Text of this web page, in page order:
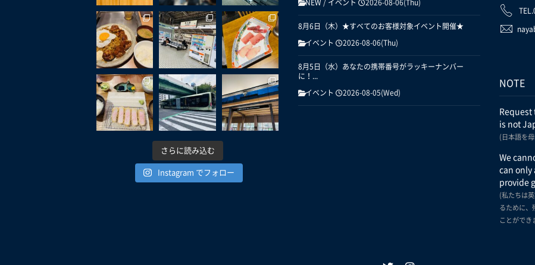
さらに読み込む
Instagram でフォロー
NEW / イベント 2026-08-06(Thu)
8月6日（木）★すべてのお客様対象イベント開催★
イベント 2026-08-06(Thu)
8月5日（水）あなたの携帯番号がラッキーナンバー
に！...
イベント 2026-08-05(Wed)
NOTE
Request
is not
(日本語を
We
can only
provide
(私たちは
るために、
ことができ